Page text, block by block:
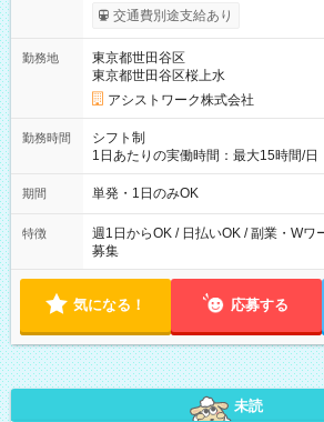
間】試用期間なし
交通費別途支給あり
勤務地
東京都世田谷区
東京都世田谷区桜上水
アシストワーク株式会社
勤務時間
シフト制
1日あたりの実働時間：最大15時間/日
勤務 勤務：月・水・金 休み：火・木・土・日 好きな
可能です！ ※1日あたりの最大実働時間は日勤、夜勤共に勤務し
期間 単発・1日のみOK
特徴
週1日からOK / 日払いOK / 副業・Wワ
募集
気になる！ 応募する
未読